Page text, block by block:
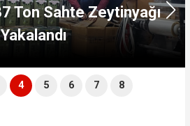
Yasak Parklanmaya
Denetim
4 5 6 7 8